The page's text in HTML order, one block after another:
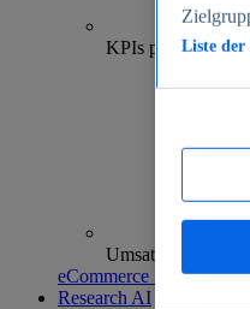
KPIs pro Shop
Umsatzanalysen
eCommerce Insights
Research AI
Liste